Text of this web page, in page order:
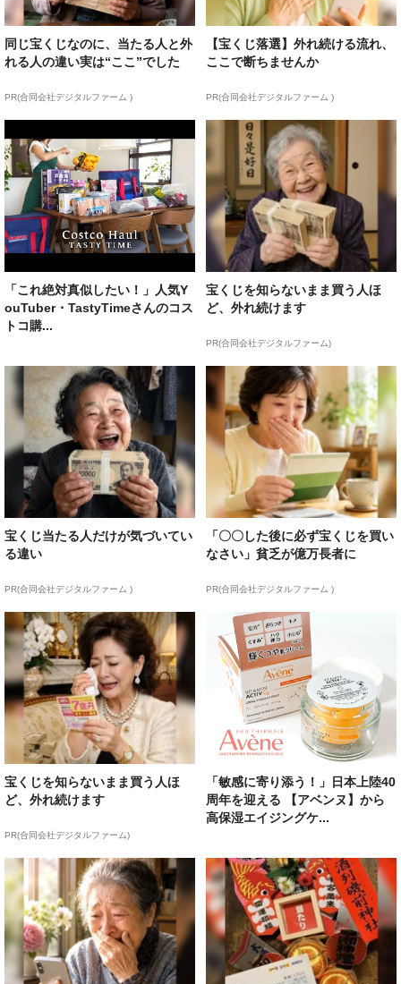
同じ宝くじなのに、当たる人と外
れる人の違い実は“ここ”でした
PR(合同会社デジタルファーム )
【宝くじ落選】外れ続ける流れ、
ここで断ちませんか
PR(合同会社デジタルファーム )
「これ絶対真似したい！」人気Y
ouTuber・TastyTimeさんのコス
トコ購...
宝くじを知らないまま買う人ほ
ど、外れ続けます
PR(合同会社デジタルファーム)
宝くじ当たる人だけが気づいてい
る違い
PR(合同会社デジタルファーム )
「〇〇した後に必ず宝くじを買い
なさい」貧乏が億万長者に
PR(合同会社デジタルファーム )
宝くじを知らないまま買う人ほ
ど、外れ続けます
PR(合同会社デジタルファーム)
「敏感に寄り添う！」日本上陸40
周年を迎える 【アベンヌ】から
高保湿エイジングケ...